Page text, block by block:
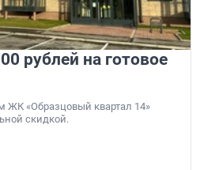
рублей на готовое
ЖК «Образцовый квартал 14»
скидкой.